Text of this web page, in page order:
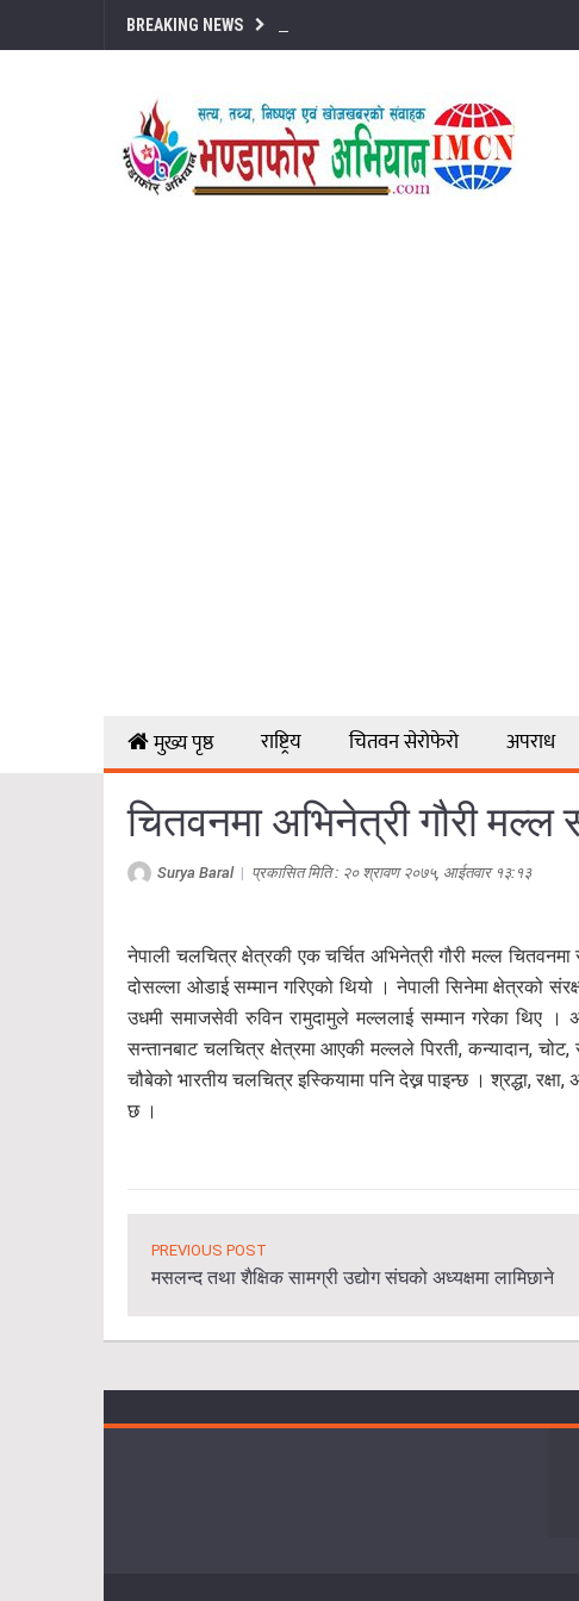
BREAKING NEWS
मुख्य पृष्ठ राष्ट्रिय चितवन सेरोफेरो अपराध
चितवनमा अभिनेत्री गौरी मल्ल
Surya Baral| प्रकासित मिति : २० श्रावण २०७५, आईतवार १३:१३
नेपाली चलचित्र क्षेत्रकी एक चर्चित अभिनेत्री गौरी मल्ल
दोसल्ला ओडाई सम्मान गरिएको थियो । नेपाली सिनेमा क्षेत्रको
उधमी समाजसेवी रुविन रामुदामुले मल्ललाई सम्मान गरेका थिए
सन्तानबाट चलचित्र क्षेत्रमा आएकी मल्लले पिरती, कन्यादान,
चौबेको भारतीय चलचित्र इस्कियामा पनि देख्न पाइन्छ । श्रद्धा,
छ ।
PREVIOUS POST
मसलन्द तथा शैक्षिक सामग्री उद्योग संघको अध्यक्षमा लामिछाने